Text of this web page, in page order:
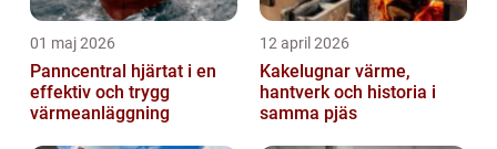
01 maj 2026
Panncentral hjärtat i en
effektiv och trygg
värmeanläggning
12 april 2026
Kakelugnar värme,
hantverk och historia i
samma pjäs